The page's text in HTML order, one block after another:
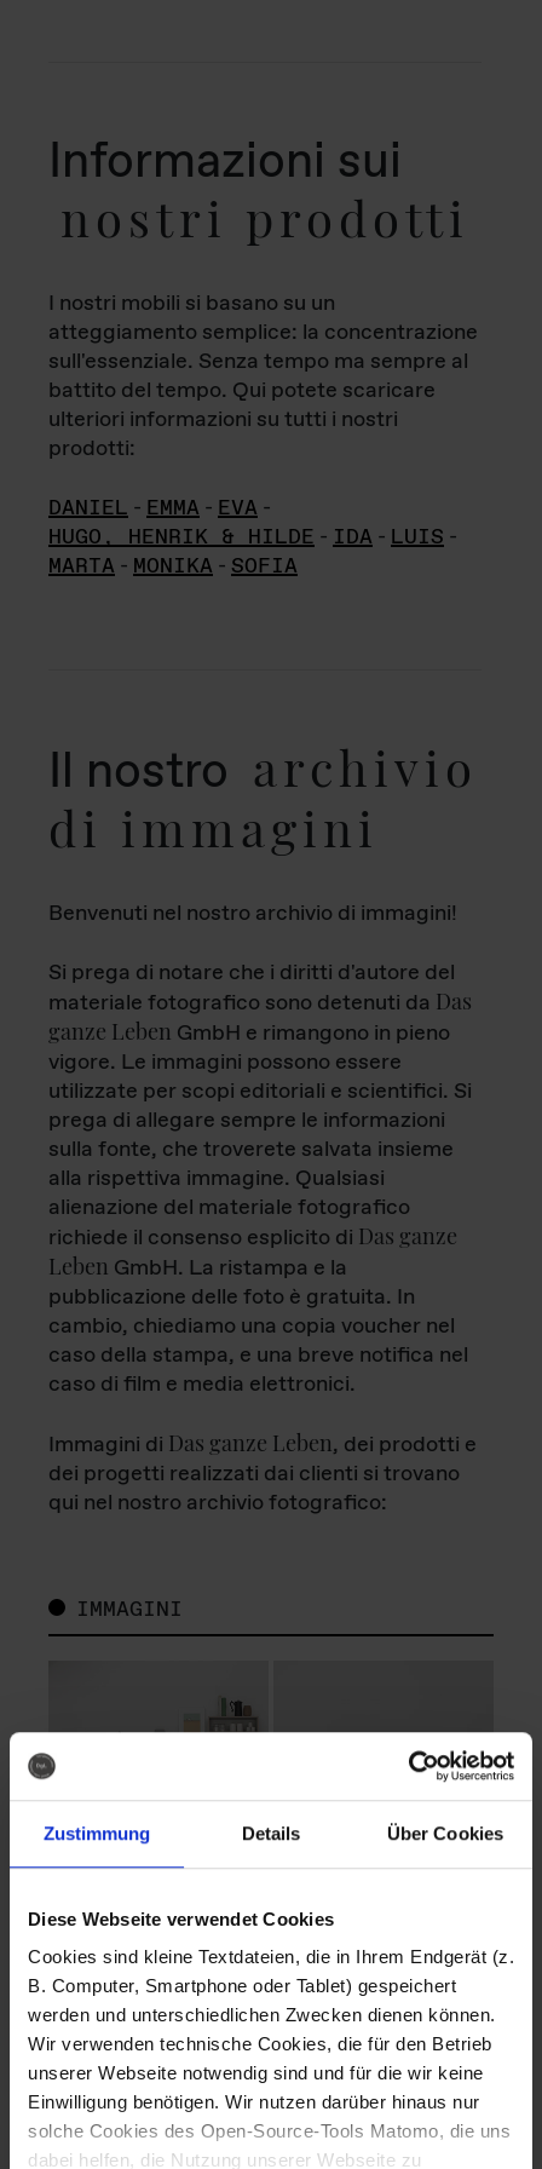
Zustimmung Details Über Cookies
Diese Webseite verwendet Cookies
Cookies sind kleine Textdateien, die in Ihrem Endgerät (z.
B. Computer, Smartphone oder Tablet) gespeichert
werden und unterschiedlichen Zwecken dienen können.
Wir verwenden technische Cookies, die für den Betrieb
unserer Webseite notwendig sind und für die wir keine
Einwilligung benötigen. Wir nutzen darüber hinaus nur
solche Cookies des Open-Source-Tools Matomo, die uns
dabei helfen, die Nutzung unserer Webseite zu
Informazioni sui
nostri prodotti
I nostri mobili si basano su un
atteggiamento semplice: la concentrazione
sull'essenziale. Senza tempo ma sempre al
battito del tempo. Qui potete scaricare
ulteriori informazioni su tutti i nostri
prodotti:
DANIEL - EMMA - EVA -
HUGO, HENRIK & HILDE - IDA - LUIS -
MARTA - MONIKA - SOFIA
Il nostro archivio
di immagini
Benvenuti nel nostro archivio di immagini!
Si prega di notare che i diritti d'autore del
materiale fotografico sono detenuti da Das
ganze Leben GmbH e rimangono in pieno
vigore. Le immagini possono essere
utilizzate per scopi editoriali e scientifici. Si
prega di allegare sempre le informazioni
sulla fonte, che troverete salvata insieme
alla rispettiva immagine. Qualsiasi
alienazione del materiale fotografico
richiede il consenso esplicito di Das ganze
Leben GmbH. La ristampa e la
pubblicazione delle foto è gratuita. In
cambio, chiediamo una copia voucher nel
caso della stampa, e una breve notifica nel
caso di film e media elettronici.
Immagini di Das ganze Leben, dei prodotti e
dei progetti realizzati dai clienti si trovano
qui nel nostro archivio fotografico:
IMMAGINI
Fotografo: Lorenz
Sternbach
Download
Fotografo: Lorenz
Sternbach
Download